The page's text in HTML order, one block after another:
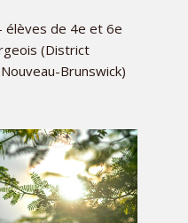
élèves de 4e et 6e
(District
Brunswick)